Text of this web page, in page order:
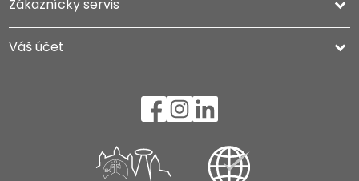
Zákaznícky servis 
Váš účet 